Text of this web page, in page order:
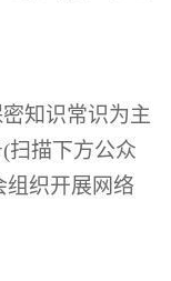
知识常识为主
扫描下方公众
组织开展网络